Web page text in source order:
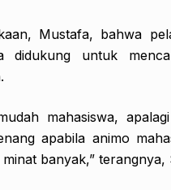
Mustafa, bahwa
didukung untuk
mahasiswa,
apabila animo
banyak,” terangnya,